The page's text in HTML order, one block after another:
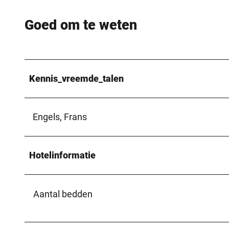
Goed om te weten
Kennis_vreemde_talen
Engels, Frans
Hotelinformatie
Aantal bedden